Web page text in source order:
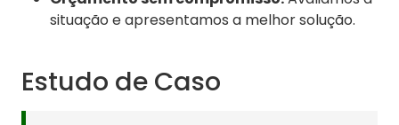
situação e apresentamos a melhor solução.
Estudo de Caso